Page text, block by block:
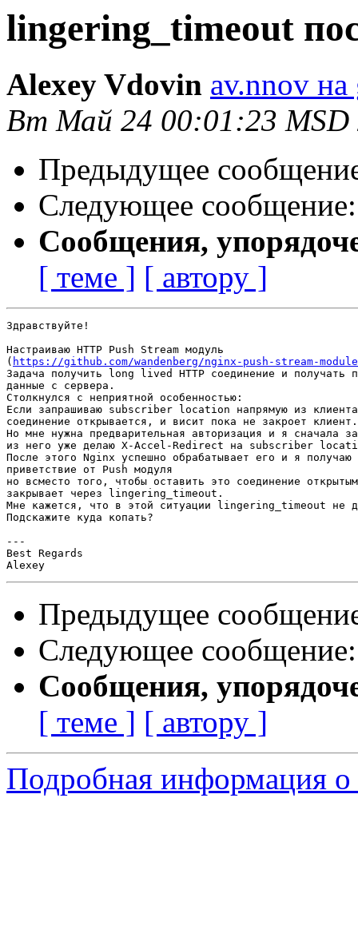
lingering_timeout
Alexey Vdovin av.nnov
Вт Май 24 00:01:23 MSD
Предыдущее
Следующее
Сообщения,
[ теме ] [ автору ]
Здравствуйте!
Настраиваю HTTP Push Stream модуль
( https://github.com/wandenberg/nginx-push-stream-module
Задача получить long lived HTTP соединение и получать
данные с сервера.
Столкнулся с неприятной особенностью:
Если запрашиваю subscriber location напрямую из
соединение открывается, и висит пока не закроет клиент.
Но мне нужна предварительная авторизация и я сначала
из него уже делаю X-Accel-Redirect на subscriber
После этого Nginх успешно обрабатывает его и я получаю
приветствие от Push модуля
но всместо того, чтобы оставить это соединение
закрывает через lingering_timeout.
Мне кажется, что в этой ситуации lingering_timeout не
Подскажите куда копать?
---
Best Regards
Предыдущее
Следующее
Сообщения,
[ теме ] [ автору ]
Подробная информация